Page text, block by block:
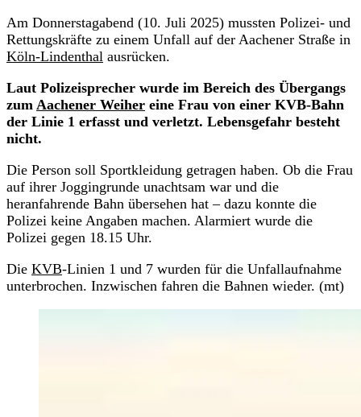
Am Donnerstagabend (10. Juli 2025) mussten Polizei- und
Rettungskräfte zu einem Unfall auf der Aachener Straße in
Köln-Lindenthal ausrücken.
Laut Polizeisprecher wurde im Bereich des Übergangs
zum Aachener Weiher eine Frau von einer KVB-Bahn
der Linie 1 erfasst und verletzt. Lebensgefahr besteht
nicht.
Die Person soll Sportkleidung getragen haben. Ob die Frau
auf ihrer Joggingrunde unachtsam war und die
heranfahrende Bahn übersehen hat – dazu konnte die
Polizei keine Angaben machen. Alarmiert wurde die
Polizei gegen 18.15 Uhr.
Die KVB-Linien 1 und 7 wurden für die Unfallaufnahme
unterbrochen. Inzwischen fahren die Bahnen wieder. (mt)